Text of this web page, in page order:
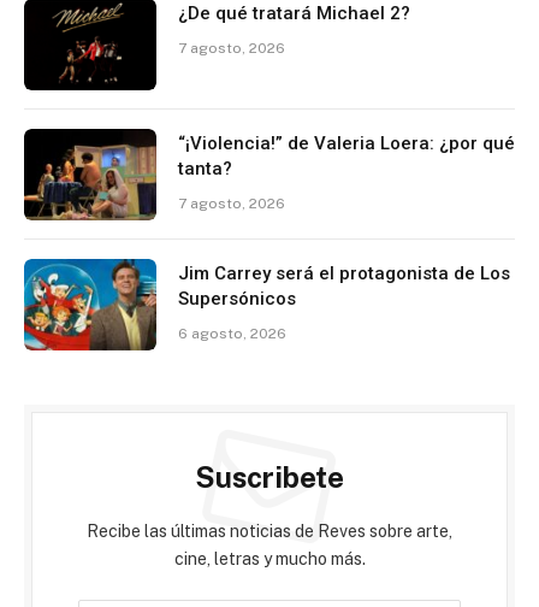
¿De qué tratará Michael 2?
7 agosto, 2026
“¡Violencia!” de Valeria Loera: ¿por qué
tanta?
7 agosto, 2026
Jim Carrey será el protagonista de Los
Supersónicos
6 agosto, 2026
Suscribete
Recibe las últimas noticias de Reves sobre arte,
cine, letras y mucho más.